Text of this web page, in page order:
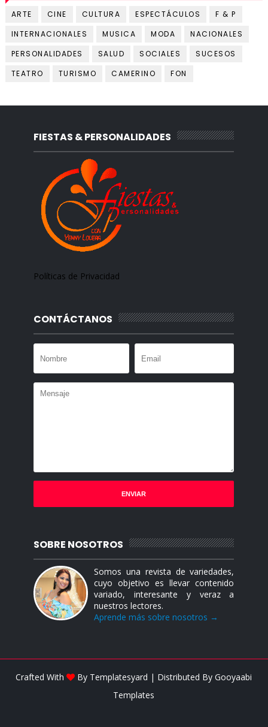
ARTE CINE CULTURA ESPECTÁCULOS
F & P
INTERNACIONALES
MUSICA MODA
NACIONALES
PERSONALIDADES
SALUD SOCIALES
SUCESOS
TEATRO
TURISMO CAMERINO FON
FIESTAS & PERSONALIDADES
Políticas de Privacidad
CONTÁCTANOS
SOBRE NOSOTROS
Somos una revista de variedades,
cuyo objetivo es llevar contenido
variado, interesante y veraz a
nuestros lectores.
Aprende más sobre nosotros →
Crafted With By Templatesyard | Distributed ByGooyaabi
Templates